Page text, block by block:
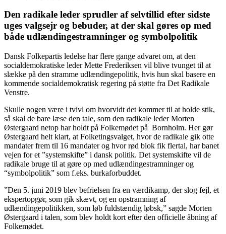
Den radikale leder sprudler af selvtillid efter sidste
uges valgsejr og bebuder, at der skal gøres op med
både udlændingestramninger og symbolpolitik
Dansk Folkepartis ledelse har flere gange advaret om, at den
socialdemokratiske leder Mette Frederiksen vil blive tvunget til at
slække på den stramme udlændingepolitik, hvis hun skal basere en
kommende socialdemokratisk regering på støtte fra Det Radikale
Venstre.
Skulle nogen være i tvivl om hvorvidt det kommer til at holde stik,
så skal de bare læse den tale, som den radikale leder Morten
Østergaard netop har holdt på Folkemødet på Bornholm. Her gør
Østergaard helt klart, at Folketingsvalget, hvor de radikale gik otte
mandater frem til 16 mandater og hvor rød blok fik flertal, har banet
vejen for et ”systemskifte” i dansk politik. Det systemskifte vil de
radikale bruge til at gøre op med udlændingestramninger og
“symbolpolitik” som f.eks. burkaforbuddet.
”Den 5. juni 2019 blev befrielsen fra en værdikamp, der slog fejl, et
ekspertopgør, som gik skævt, og en opstramning af
udlændingepolitikken, som løb fuldstændig løbsk,” sagde Morten
Østergaard i talen, som blev holdt kort efter den officielle åbning af
Folkemødet.